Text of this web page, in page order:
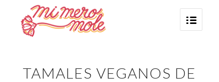
TAMALES VEGANOS DE